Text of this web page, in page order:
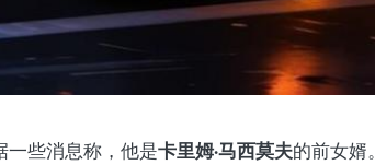
一些消息称，他是卡里姆·马西莫夫的前女婿。